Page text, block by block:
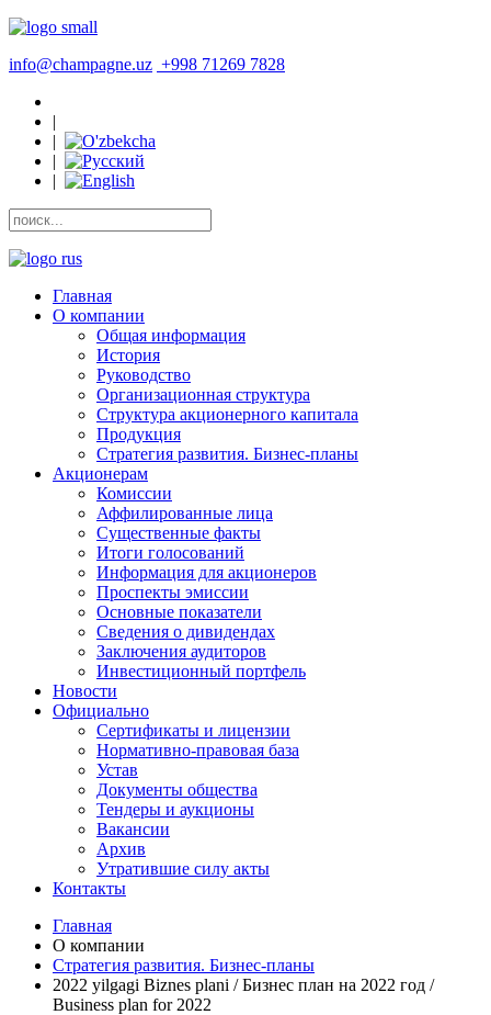
info@champagne.uz +998 71269 7828
|
|
|
|
Главная
О компании
Общая информация
История
Руководство
Организационная структура
Структура акционерного капитала
Продукция
Стратегия развития. Бизнес-планы
Акционерам
Комиссии
Аффилированные лица
Существенные факты
Итоги голосований
Информация для акционеров
Проспекты эмиссии
Основные показатели
Сведения о дивидендах
Заключения аудиторов
Инвестиционный портфель
Новости
Официально
Сертификаты и лицензии
Нормативно-правовая база
Устав
Документы общества
Тендеры и аукционы
Вакансии
Архив
Утратившие силу акты
Контакты
Главная
О компании
Стратегия развития. Бизнес-планы
2022 yilgagi Biznes plani / Бизнес план на 2022 год /
Business plan for 2022